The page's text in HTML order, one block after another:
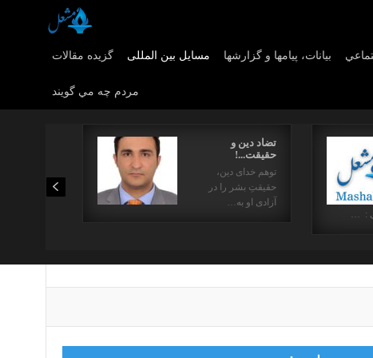
گزیده مقالات مسایل بین المللی بیانات، پیامها و گزارشها
مردم چه مي گويند
تضاد دین و
حقیقت...!
توهم خدای دین،
حقیقتِ بشر را در
آزادی او به…
: …